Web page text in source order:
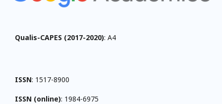
Qualis-CAPES (2017-2020): A4
ISSN: 1517-8900
ISSN (online): 1984-6975